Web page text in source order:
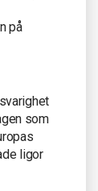
på
som
ligor